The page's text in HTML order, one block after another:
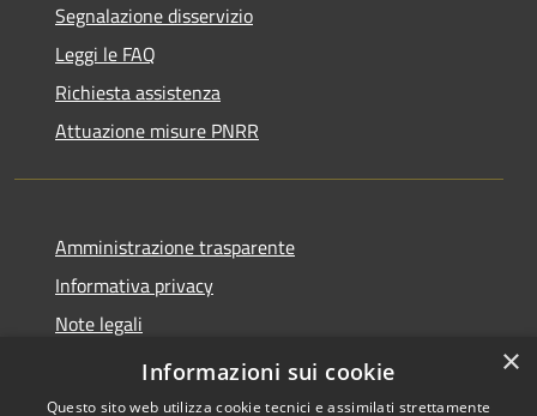
Segnalazione disservizio
Leggi le FAQ
Richiesta assistenza
Attuazione misure PNRR
Amministrazione trasparente
Informativa privacy
Note legali
Dichiarazione di accessibilità
×
Informazioni sui cookie
Questo sito web utilizza cookie tecnici e assimilati strettamente